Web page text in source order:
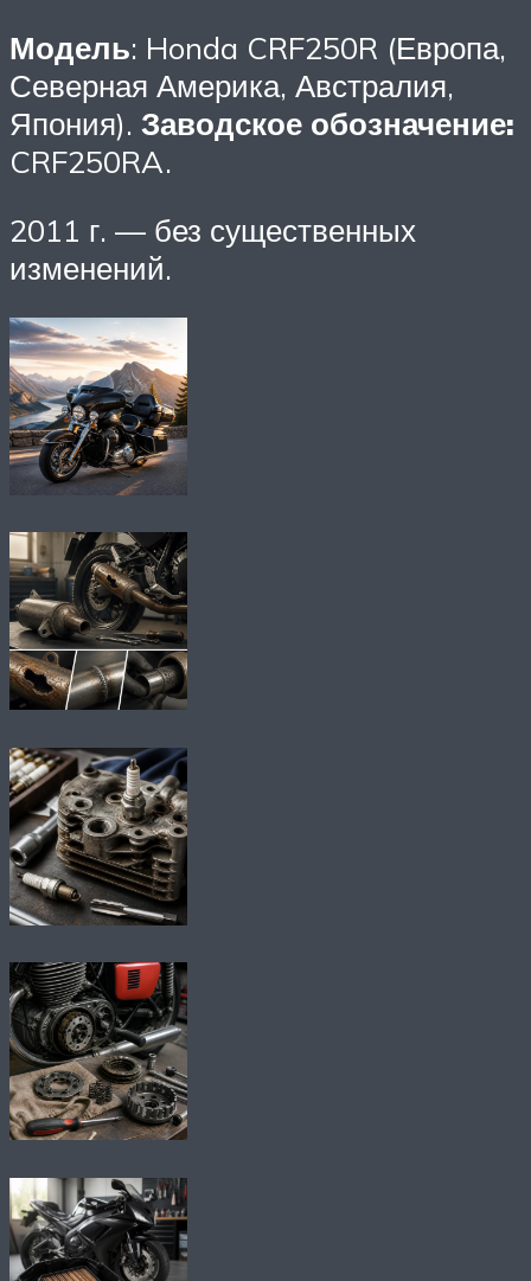
Модель: Honda CRF250R (Европа,
Северная Америка, Австралия,
Япония). Заводское обозначение:
CRF250RA.
2011 г. — без существенных
изменений.